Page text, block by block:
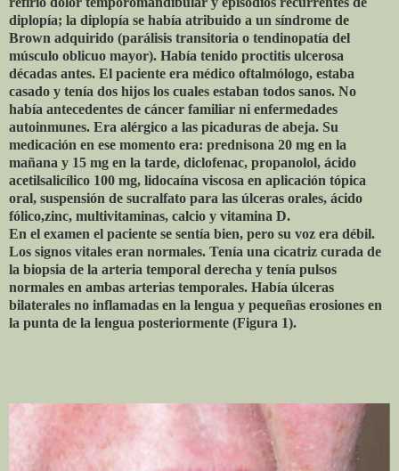
diplopía; la diplopía se había atribuido a un síndrome de
Brown adquirido (parálisis transitoria o tendinopatía del
músculo oblicuo mayor). Había tenido proctitis ulcerosa
décadas antes. El paciente era médico oftalmólogo, estaba
casado y tenía dos hijos los cuales estaban todos sanos. No
había antecedentes de cáncer familiar ni enfermedades
autoinmunes. Era alérgico a las picaduras de abeja. Su
medicación en ese momento era: prednisona 20 mg en la
mañana y 15 mg en la tarde, diclofenac, propanolol, ácido
acetilsalicílico 100 mg, lidocaína viscosa en aplicación tópica
oral, suspensión de sucralfato para las úlceras orales, ácido
fólico,zinc, multivitaminas, calcio y vitamina D.
En el examen el paciente se sentía bien, pero su voz era débil.
Los signos vitales eran normales. Tenía una cicatriz curada de
la biopsia de la arteria temporal derecha y tenía pulsos
normales en ambas arterias temporales. Había úlceras
bilaterales no inflamadas en la lengua y pequeñas erosiones en
la punta de la lengua posteriormente (Figura 1).